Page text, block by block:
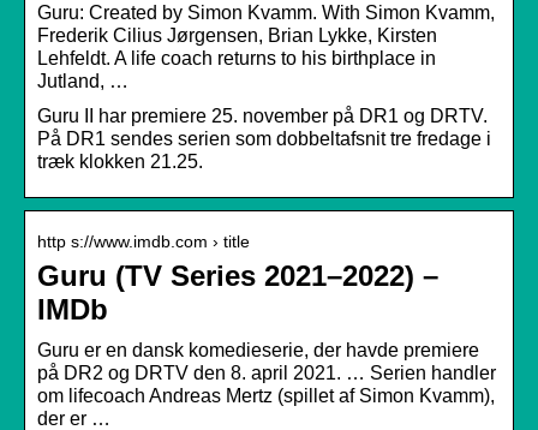
Guru: Created by Simon Kvamm. With Simon Kvamm,
Frederik Cilius Jørgensen, Brian Lykke, Kirsten
Lehfeldt. A life coach returns to his birthplace in
Jutland, …
Guru II har premiere 25. november på DR1 og DRTV.
På DR1 sendes serien som dobbeltafsnit tre fredage i
træk klokken 21.25.
http s://www.imdb.com › title
Guru (TV Series 2021–2022) –
IMDb
Guru er en dansk komedieserie, der havde premiere
på DR2 og DRTV den 8. april 2021. … Serien handler
om lifecoach Andreas Mertz (spillet af Simon Kvamm),
der er …